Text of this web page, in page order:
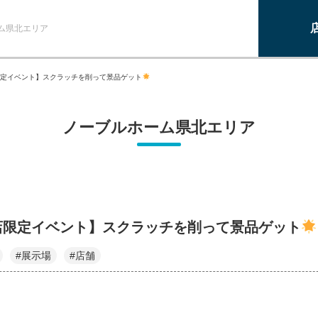
県北エリア
イベント】スクラッチを削って景品ゲット
ノーブルホーム県北エリア
定イベント】スクラッチを削って景品ゲット
#展示場 #店舗